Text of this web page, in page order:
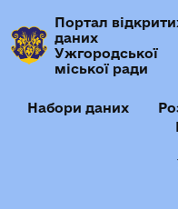
Портал
даних
Ужгородської
міської ради
Набори даних